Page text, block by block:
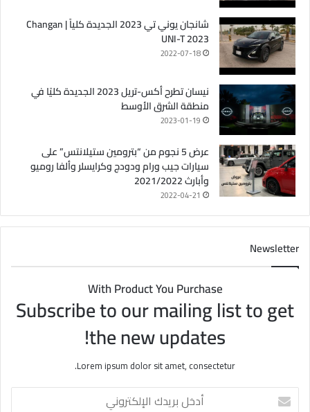
شانجان يوني تي 2023 الجديدة كلياً | Changan
UNI-T 2023
2022-07-18
نيسان تطرح أكس-تريل 2023 الجديدة كليًا في
منطقة الشرق الأوسط
2023-01-19
عرض 5 نجوم من “بترومين ستيلانتس” على
سيارات جيب ورام ودودج وكرايسلر وألفا روميو
وأبارث 2021/2022
2022-04-21
Newsletter
With Product You Purchase
Subscribe to our mailing list to get
the new updates!
Lorem ipsum dolor sit amet, consectetur.